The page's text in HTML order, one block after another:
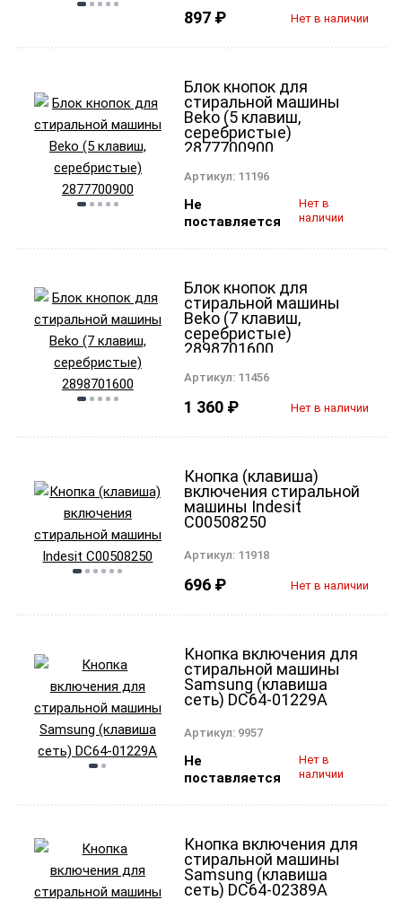
897 ₽ Нет в наличии
Блок кнопок для
стиральной машины
Beko (5 клавиш,
серебристые)
2877700900
Артикул: 11196
Не
поставляется
Нет в
наличии
Блок кнопок для
стиральной машины
Beko (7 клавиш,
серебристые)
2898701600
Артикул: 11456
1 360 ₽ Нет в наличии
Кнопка (клавиша)
включения стиральной
машины Indesit
C00508250
Артикул: 11918
696 ₽ Нет в наличии
Кнопка включения для
стиральной машины
Samsung (клавиша
сеть) DC64-01229A
Артикул: 9957
Не
поставляется
Нет в
наличии
Кнопка включения для
стиральной машины
Samsung (клавиша
сеть) DC64-02389A